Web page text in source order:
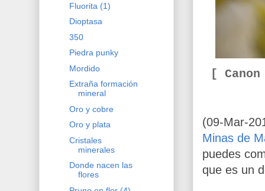
[
(09-Mar-
Minas de
puedes
que es un
Fluorita (1)
Dioptasa
350
Piedra punky
Mordido
Extraña formación
mineral
Oro y cobre
Oro y plata
Cristales
minerales
Donde nacen las
flores